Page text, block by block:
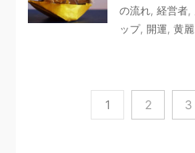
の流れ, 経営者,
ップ, 開運, 黄麗
1 2 3